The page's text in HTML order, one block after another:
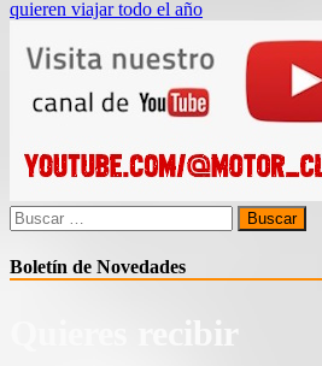
quieren viajar todo el año
Buscar:
Boletín de Novedades